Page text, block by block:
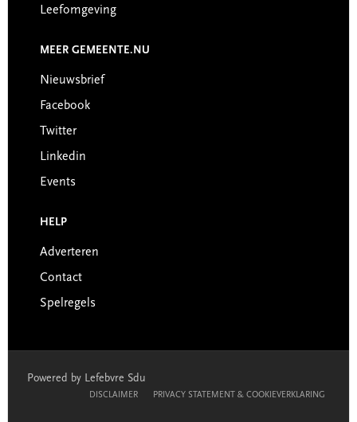
Leefomgeving
MEER GEMEENTE.NU
Nieuwsbrief
Facebook
Twitter
Linkedin
Events
HELP
Adverteren
Contact
Spelregels
Powered by Lefebvre Sdu
DISCLAIMER PRIVACY STATEMENT & COOKIEVERKLARING